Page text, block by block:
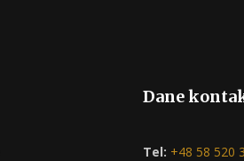
Dane
Tel: +48 58 520